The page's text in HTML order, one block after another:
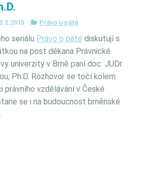
2.2.2015 Právo o páté
seriálu Právo o páté diskutují s
na post děkana Právnické
univerzity v Brně paní doc. JUDr.
Ph.D. Rozhovor se točí kolem
právního vzdělávání v České
se i na budoucnost brněnské